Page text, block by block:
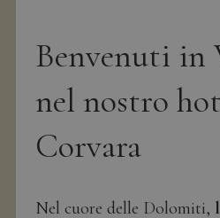
Benvenuti in
nel nostro
Corvara
Nel cuore delle Dolomiti,